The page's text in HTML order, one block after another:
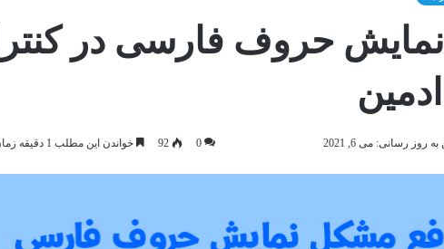
حروف فارسی در
روز رسانی: می 6, 2021 0
92 خواندن این مطلب 1 دقیقه زمان میبرد